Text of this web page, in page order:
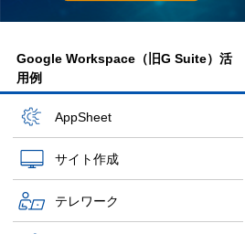
Google Workspace（旧G Suite）活
用例
AppSheet
サイト作成
テレワーク